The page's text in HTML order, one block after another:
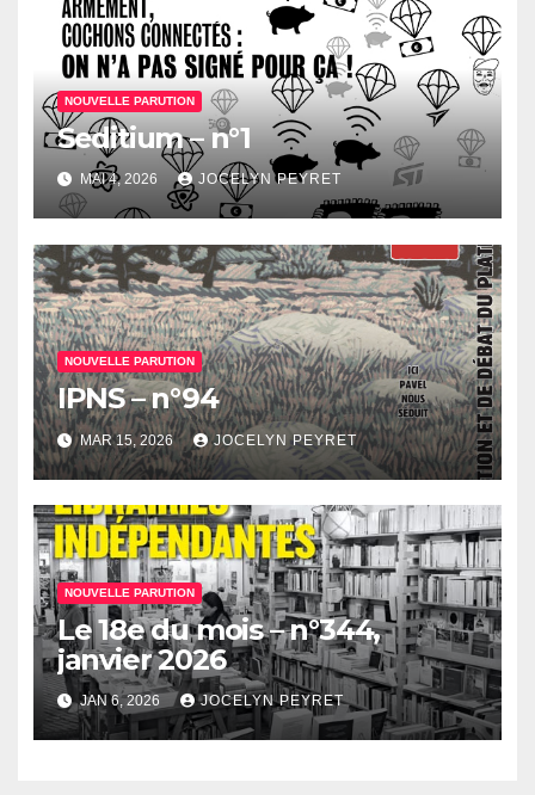
NOUVELLE PARUTION
Seditium – n°1
MAI 4, 2026 JOCELYN PEYRET
NOUVELLE PARUTION
IPNS – n°94
MAR 15, 2026 JOCELYN PEYRET
NOUVELLE PARUTION
Le 18e du mois – n°344,
janvier 2026
JAN 6, 2026 JOCELYN PEYRET